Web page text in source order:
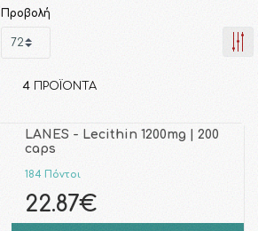
Προβολή
4ΠΡΟΪΌΝΤΑ
LANES - Lecithin 1200mg | 200
caps
184 Πόντοι
22.87€